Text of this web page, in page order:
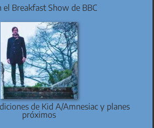
el Breakfast Show de BBC
de Kid A/Amnesiac y planes
próximos